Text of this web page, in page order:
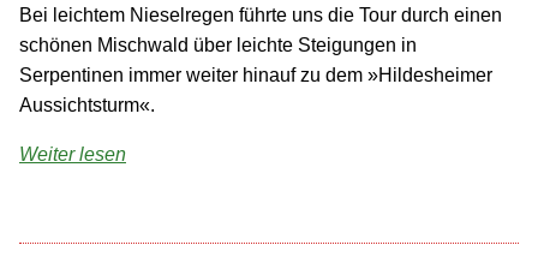
Bei leichtem Nieselregen führte uns die Tour durch einen
schönen Mischwald über leichte Steigungen in
Serpentinen immer weiter hinauf zu dem »Hildesheimer
Aussichtsturm«.
Weiter lesen